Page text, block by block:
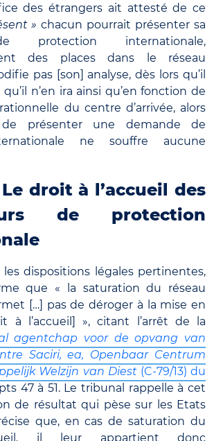
des étrangers ait attesté de ce
» chacun pourrait présenter sa
protection internationale,
des places dans le réseau
pas [son] analyse, dès lors qu’il
n’en ira ainsi qu’en fonction de
du centre d’arrivée, alors
présenter une demande de
ne souffre aucune
à l’accueil des
de protection
dispositions légales pertinentes,
que « la saturation du réseau
[…] pas de déroger à la mise en
à l’accueil] », citant l’arrêt de la
agentchap voor de opvang van
Saciri, ea, Openbaar Centrum
Welzijn van Diest (C-79/13) du
47 à 51. Le tribunal rappelle à cet
de résultat qui pèse sur les Etats
que, en cas de saturation du
il leur appartient donc